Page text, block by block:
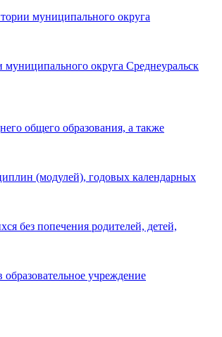
муниципального округа
округа Среднеуральск
общего образования, а также
(модулей), годовых календарных
без попечения родителей, детей,
учреждение